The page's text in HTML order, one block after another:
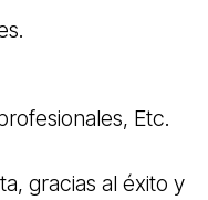
Etc.
gracias al éxito y